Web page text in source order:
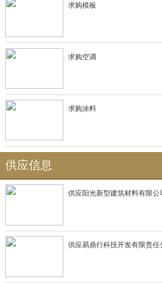
求购模板
求购空调
求购涂料
供应信息
供应阳光新型建筑材料有限公
供应易鼎行科技开发有限责任